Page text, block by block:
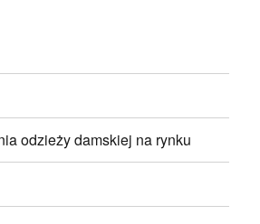
odzieży damskiej na rynku